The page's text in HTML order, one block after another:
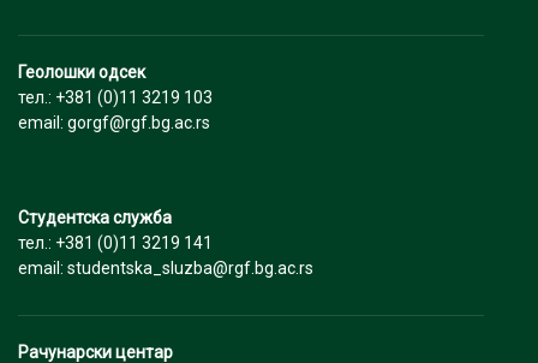
Геолошки одсек
тел.: +381 (0)11 3219 103
email: gorgf@rgf.bg.ac.rs
Студентска служба
тел.: +381 (0)11 3219 141
email: studentska_sluzba@rgf.bg.ac.rs
Рачунарски центар